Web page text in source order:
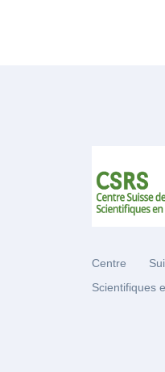
Centre
Scientifiques